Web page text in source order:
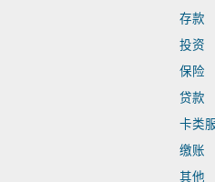
存款
投资
保险
贷款
卡类
缴账
其他